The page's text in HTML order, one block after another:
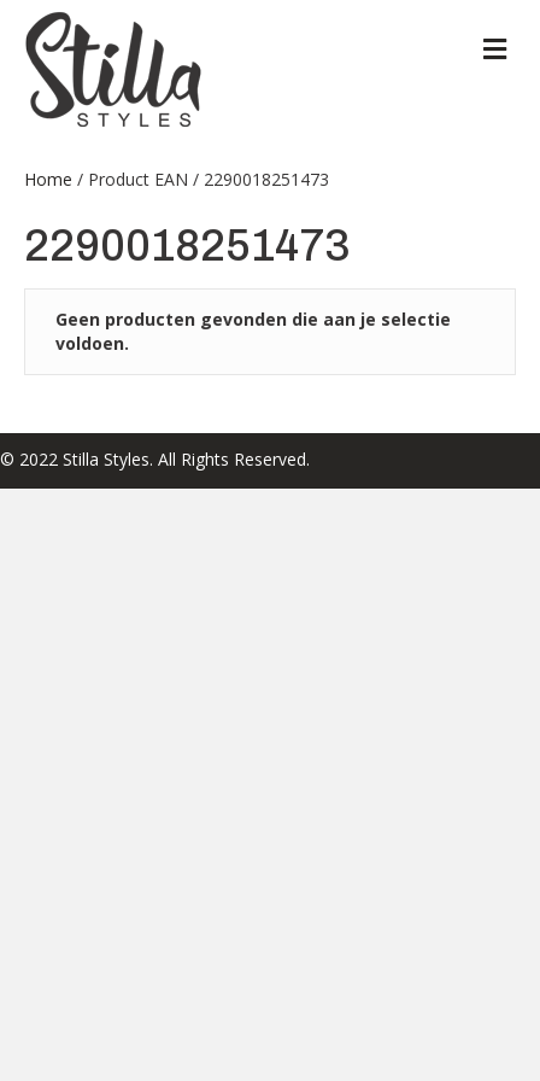
Home / Product EAN / 2290018251473
2290018251473
Geen producten gevonden die aan je selectie
voldoen.
© 2022 Stilla Styles. All Rights Reserved.